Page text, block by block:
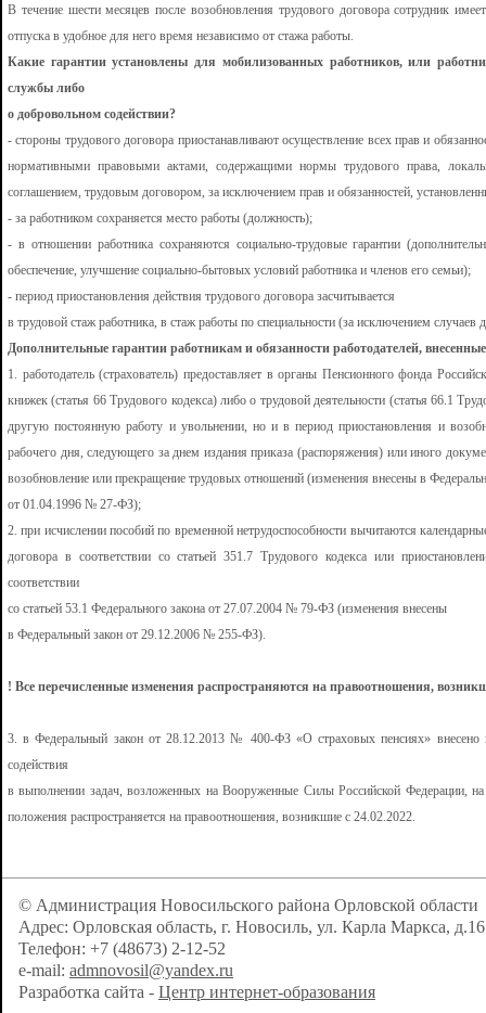
В течение шести месяцев после возобновления трудового договора сотрудник
отпуска в удобное для него время независимо от стажа работы.
Какие гарантии установлены для мобилизованных работников, или
службы либо
о добровольном содействии?
- стороны трудового договора приостанавливают осуществление всех прав и
нормативными правовыми актами, содержащими нормы трудового права,
соглашением, трудовым договором, за исключением прав и обязанностей,
- за работником сохраняется место работы (должность);
- в отношении работника сохраняются социально-трудовые гарантии
обеспечение, улучшение социально-бытовых условий работника и членов его семьи);
- период приостановления действия трудового договора засчитывается
в трудовой стаж работника, в стаж работы по специальности (за исключением случаев
Дополнительные гарантии работникам и обязанности работодателей, внесенные
1. работодатель (страхователь) предоставляет в органы Пенсионного фонда
книжек (статья 66 Трудового кодекса) либо о трудовой деятельности (статья 66.1
другую постоянную работу и увольнении, но и в период приостановления и
рабочего дня, следующего за днем издания приказа (распоряжения) или иного
возобновление или прекращение трудовых отношений (изменения внесены в
от 01.04.1996 № 27-ФЗ);
2. при исчислении пособий по временной нетрудоспособности вычитаются
договора в соответствии со статьей 351.7 Трудового кодекса или
соответствии
со статьей 53.1 Федерального закона от 27.07.2004 № 79-ФЗ (изменения внесены
в Федеральный закон от 29.12.2006 № 255-ФЗ).
! Все перечисленные изменения распространяются на правоотношения,
3. в Федеральный закон от 28.12.2013 № 400-ФЗ «О страховых пенсиях» внесено
содействия
в выполнении задач, возложенных на Вооруженные Силы Российской Федерации, на
положения распространяется на правоотношения, возникшие с 24.02.2022.
© Администрация Новосильского района Орловской области
Адрес: Орловская область, г. Новосиль, ул. Карла Маркса, д.16
Телефон: +7 (48673) 2-12-52
e-mail: admnovosil@yandex.ru
Разработка сайта - Центр интернет-образования